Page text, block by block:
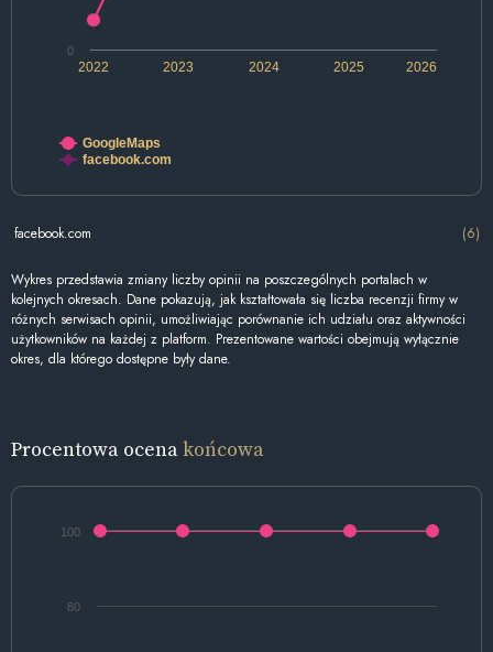
2022 2024 2026
2023 2025
0
GoogleMaps
facebook.com
facebook.com (6)
Wykres przedstawia zmiany liczby opinii na poszczególnych portalach w
kolejnych okresach. Dane pokazują, jak kształtowała się liczba recenzji firmy w
różnych serwisach opinii, umożliwiając porównanie ich udziału oraz aktywności
użytkowników na każdej z platform. Prezentowane wartości obejmują wyłącznie
okres, dla którego dostępne były dane.
Procentowa ocenakońcowa
80
100